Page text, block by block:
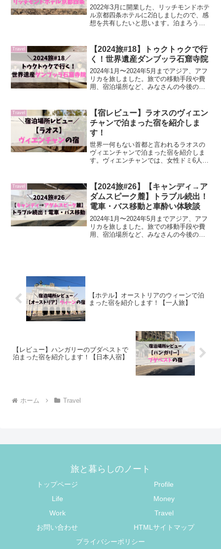
2022年3月に開業した、リッチモンドホテ
ル京都四条ホテルに2泊しましたので、感
想を共有したいと思います。泊まろうか
条駅から徒歩約6分の場所に位置する、リ
ッチモンドホテル...
Travel
【2024旅#18】トゥクトゥクで行
く！世界遺産ダンブッラ石窟寺院
2024年1月〜2024年5月までアジア、アフ
リカを旅しました。旅での移動手段や費
用、宿泊場所など、みなさんの今後の旅
当時のものです。DAY26朝ご飯を食べ
に、宿のオー...
Travel
【宿レビュー】ラオスのヴィエン
チャンで泊まった宿を紹介しま
す！
世界一何もない首都と言われるラオスの
ヴィエンチャンで泊まった宿を紹介しま
す。ヴィエンチャンでは、女性ドミ6人部
チャンで宿泊した宿は、サイロムエ...
Travel
【2024旅#26】【キャンディ→ア
ダムスピーク麓】トラブル続出！
電車・バス移動と車酔い体験談
2024年1月〜2024年5月までアジア、アフ
リカを旅しました。旅での移動手段や費
用、宿泊場所など、みなさんの今後の旅
【ホテル】オーストリアのウィーンで泊
まった宿を紹介します！【一人旅】
【レビュー】ハンガリーのブダペストで
泊まった宿を紹介します！【日本人宿】
ホーム Travel
旅と暮らしのノート
トップページ
Profile
Life
Money
Work
Travel
お問い合わせ
HTMLサイトマップ
プライバシーポリシー